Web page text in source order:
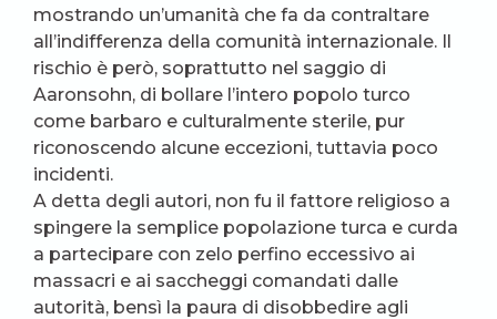
mostrando un’umanità che fa da contraltare
all’indifferenza della comunità internazionale. Il
rischio è però, soprattutto nel saggio di
Aaronsohn, di bollare l’intero popolo turco
come barbaro e culturalmente sterile, pur
riconoscendo alcune eccezioni, tuttavia poco
incidenti.
A detta degli autori, non fu il fattore religioso a
spingere la semplice popolazione turca e curda
a partecipare con zelo perfino eccessivo ai
massacri e ai saccheggi comandati dalle
autorità, bensì la paura di disobbedire agli